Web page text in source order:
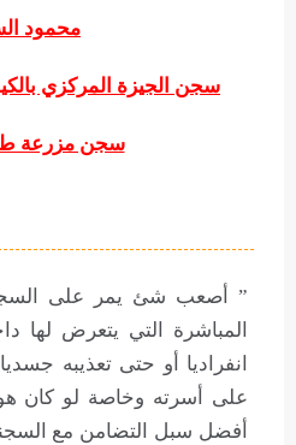
محمود
سجن الجيزة المركزي
سجن مزرعة طره
” أصعب شئ يمر على
المباشرة التي يتعرض لها
انفراديا أو حتى تعذيبه
على أسرته وخاصة لو كان
أفضل سبل التضامن مع